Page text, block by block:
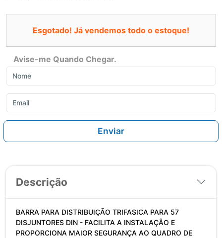
Esgotado! Já vendemos todo o estoque!
Avise-me Quando Chegar.
Enviar
Descrição
BARRA PARA DISTRIBUIÇÃO TRIFASICA PARA 57
DISJUNTORES DIN - FACILITA A INSTALAÇÃO E
PROPORCIONA MAIOR SEGURANÇA AO QUADRO DE